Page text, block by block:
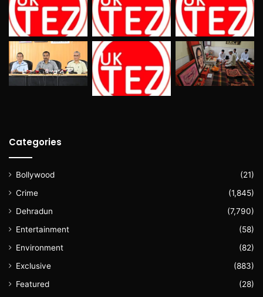
Categories
Bollywood
(21)
Crime
(1,845)
Dehradun
(7,790)
Entertainment
(58)
Environment
(82)
Exclusive
(883)
Featured
(28)